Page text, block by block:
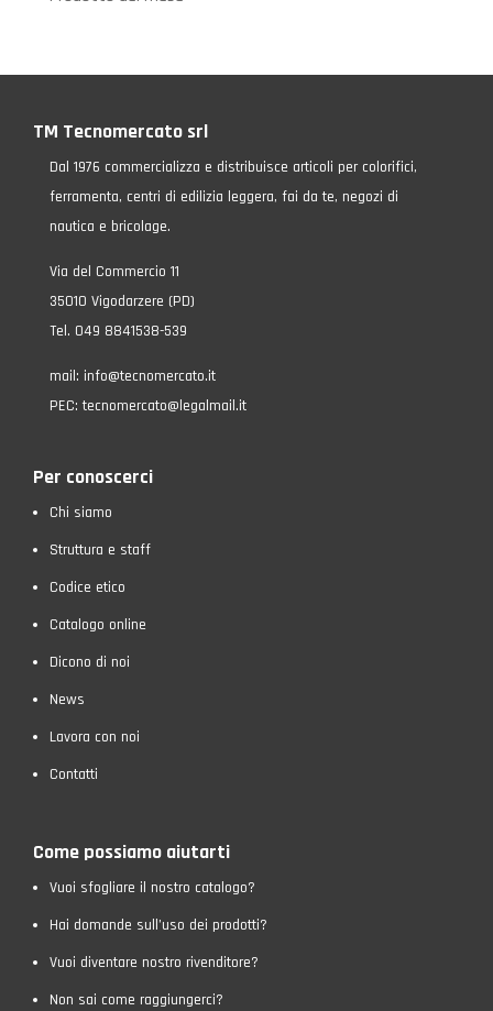
TM Tecnomercato srl
Dal 1976 commercializza e distribuisce articoli per colorifici,
ferramenta, centri di edilizia leggera, fai da te, negozi di
nautica e bricolage.
Via del Commercio 11
35010 Vigodarzere (PD)
Tel. 049 8841538-539
mail: info@tecnomercato.it
PEC:tecnomercato@legalmail.it
Per conoscerci
Chi siamo
Struttura e staff
Codice etico
Catalogo online
Dicono di noi
News
Lavora con noi
Contatti
Come possiamo aiutarti
Vuoi sfogliare il nostro catalogo?
Hai domande sull’uso dei prodotti?
Vuoi diventare nostro rivenditore?
Non sai come raggiungerci?